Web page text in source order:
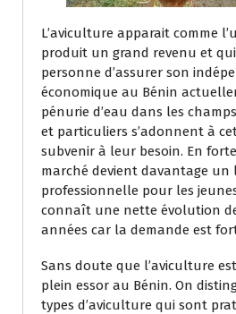
L’aviculture apparait comme
produit un grand revenu et
personne d’assurer son
économique au Bénin
pénurie d’eau dans les
et particuliers s’adonnent à
subvenir à leur besoin. En
marché devient davantage un
professionnelle pour les
connaît une nette évolution
années car la demande est
Sans doute que l’aviculture
plein essor au Bénin. On
types d’aviculture qui sont